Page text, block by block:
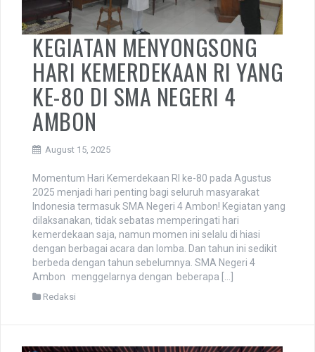
KEGIATAN MENYONGSONG
HARI KEMERDEKAAN RI YANG
KE-80 DI SMA NEGERI 4
AMBON
August 15, 2025
Momentum Hari Kemerdekaan RI ke-80 pada Agustus
2025 menjadi hari penting bagi seluruh masyarakat
Indonesia termasuk SMA Negeri 4 Ambon! Kegiatan yang
dilaksanakan, tidak sebatas memperingati hari
kemerdekaan saja, namun momen ini selalu di hiasi
dengan berbagai acara dan lomba. Dan tahun ini sedikit
berbeda dengan tahun sebelumnya. SMA Negeri 4
Ambon menggelarnya dengan beberapa […]
Redaksi